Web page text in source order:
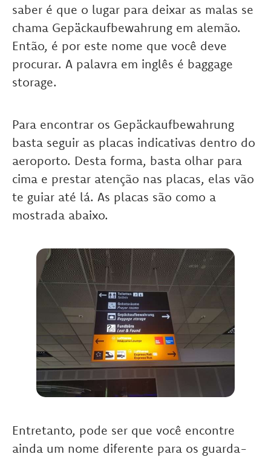
saber é que o lugar para deixar as malas se
chama Gepäckaufbewahrung em alemão.
Então, é por este nome que você deve
procurar. A palavra em inglês é baggage
storage.
Para encontrar os Gepäckaufbewahrung
basta seguir as placas indicativas dentro do
aeroporto. Desta forma, basta olhar para
cima e prestar atenção nas placas, elas vão
te guiar até lá. As placas são como a
mostrada abaixo.
Entretanto, pode ser que você encontre
ainda um nome diferente para os guarda-